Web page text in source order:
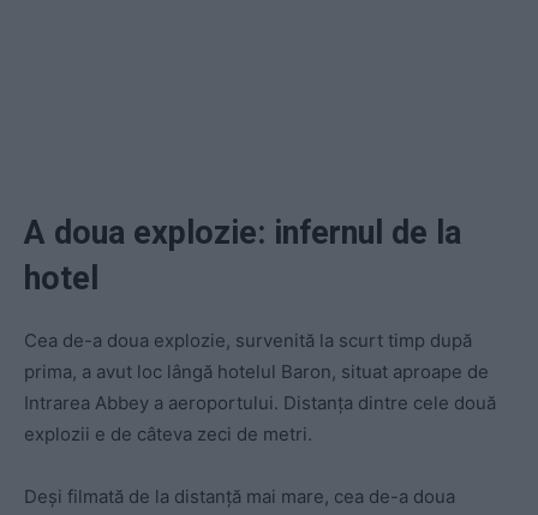
A doua explozie: infernul de la
hotel
Cea de-a doua explozie, survenită la scurt timp după
prima, a avut loc lângă hotelul Baron, situat aproape de
Intrarea Abbey a aeroportului. Distanța dintre cele două
explozii e de câteva zeci de metri.
Deși filmată de la distanță mai mare, cea de-a doua